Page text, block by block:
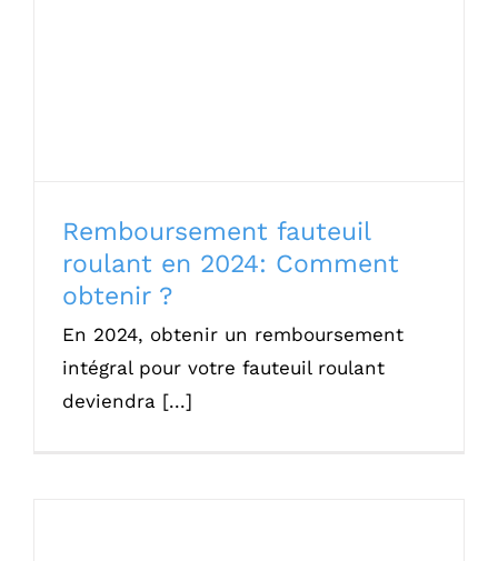
Remboursement fauteuil
roulant en 2024: Comment
obtenir ?
En 2024, obtenir un remboursement
intégral pour votre fauteuil roulant
deviendra [...]